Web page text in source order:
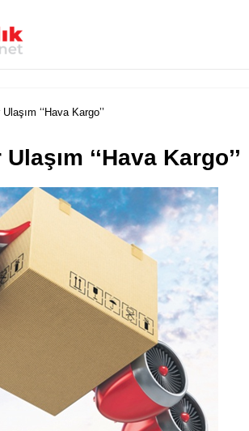
‘‘Hava Kargo’’
‘‘Hava Kargo’’